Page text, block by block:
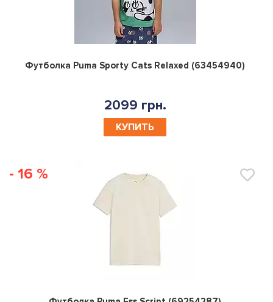
0
Футболка Puma Sporty Cats Relaxed (63454940)
2099 грн.
КУПИТЬ
- 16 %
0